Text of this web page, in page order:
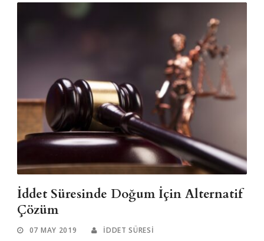
İddet Süresinde Doğum İçin Alternatif
Çözüm
07 MAY 2019 İDDET SÜRESI